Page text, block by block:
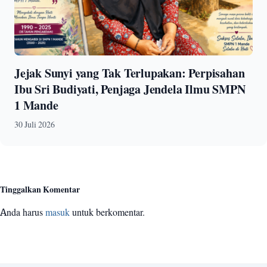
Jejak Sunyi yang Tak Terlupakan: Perpisahan
Ibu Sri Budiyati, Penjaga Jendela Ilmu SMPN
1 Mande
30 Juli 2026
Tinggalkan Komentar
Anda harus masuk untuk berkomentar.